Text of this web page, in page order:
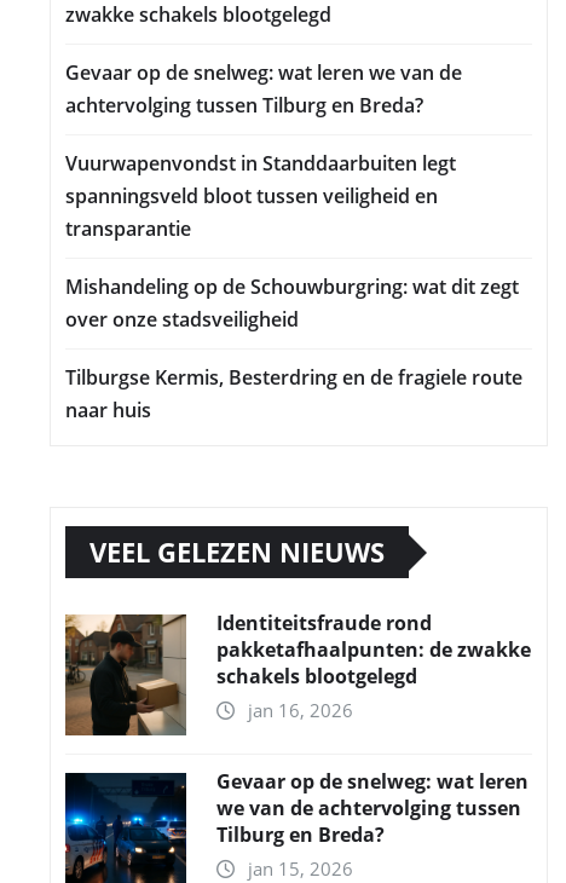
zwakke schakels blootgelegd
Gevaar op de snelweg: wat leren we van de
achtervolging tussen Tilburg en Breda?
Vuurwapenvondst in Standdaarbuiten legt
spanningsveld bloot tussen veiligheid en
transparantie
Mishandeling op de Schouwburgring: wat dit zegt
over onze stadsveiligheid
Tilburgse Kermis, Besterdring en de fragiele route
naar huis
VEEL GELEZEN NIEUWS
Identiteitsfraude rond
pakketafhaalpunten: de zwakke
schakels blootgelegd
jan 16, 2026
Gevaar op de snelweg: wat leren
we van de achtervolging tussen
Tilburg en Breda?
jan 15, 2026